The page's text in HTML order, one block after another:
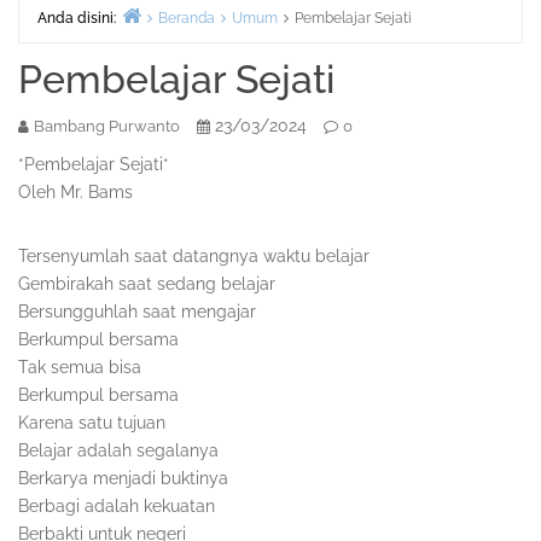
Anda disini: Beranda Umum Pembelajar Sejati
Pembelajar Sejati
Bambang Purwanto 23/03/2024 0
*Pembelajar Sejati*
Oleh Mr. Bams
Tersenyumlah saat datangnya waktu belajar
Gembirakah saat sedang belajar
Bersungguhlah saat mengajar
Berkumpul bersama
Tak semua bisa
Berkumpul bersama
Karena satu tujuan
Belajar adalah segalanya
Berkarya menjadi buktinya
Berbagi adalah kekuatan
Berbakti untuk negeri